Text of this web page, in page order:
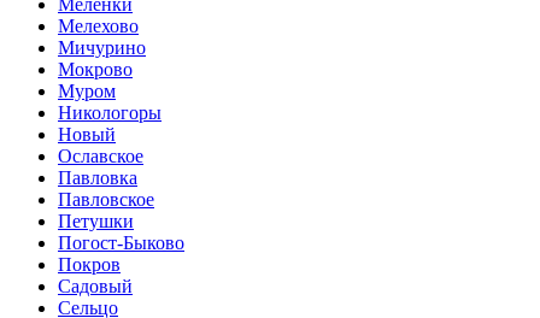
Меленки
Мелехово
Мичурино
Мокрово
Муром
Никологоры
Новый
Ославское
Павловка
Павловское
Петушки
Погост-Быково
Покров
Садовый
Сельцо